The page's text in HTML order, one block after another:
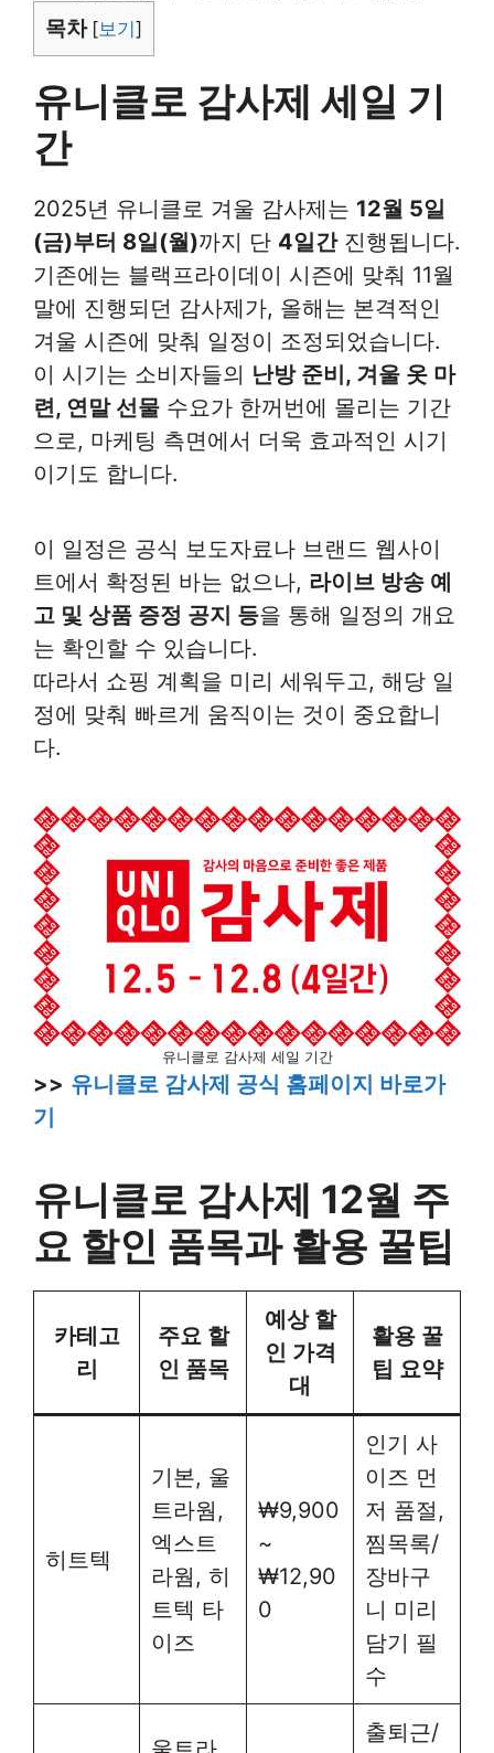
목차 [보기]
유니클로 감사제 세일 기
간
2025년 유니클로 겨울 감사제는 12월 5일
(금)부터 8일(월)까지 단 4일간진행됩니다.
기존에는 블랙프라이데이 시즌에 맞춰 11월
말에 진행되던 감사제가, 올해는 본격적인
겨울 시즌에 맞춰 일정이 조정되었습니다.
이 시기는 소비자들의 난방 준비, 겨울 옷 마
련, 연말 선물 수요가 한꺼번에 몰리는 기간
으로, 마케팅 측면에서 더욱 효과적인 시기
이기도 합니다.
이 일정은 공식 보도자료나 브랜드 웹사이
트에서 확정된 바는 없으나, 라이브 방송 예
고 및 상품 증정 공지 등을 통해 일정의 개요
는 확인할 수 있습니다.
따라서 쇼핑 계획을 미리 세워두고, 해당 일
정에 맞춰 빠르게 움직이는 것이 중요합니
다.
유니클로 감사제 세일 기간
>> 유니클로 감사제 공식 홈페이지 바로가
기
유니클로 감사제 12월 주
요 할인 품목과 활용 꿀팁
카테고
리
주요 할
인 품목
예상 할
인 가격
대
활용 꿀
팁 요약
히트텍
기본, 울
트라웜,
엑스트
라웜, 히
트텍 타
이즈
₩9,900
~
₩12,90
0
인기 사
이즈 먼
저 품절,
찜목록/
장바구
니 미리
담기 필
수
출퇴근/